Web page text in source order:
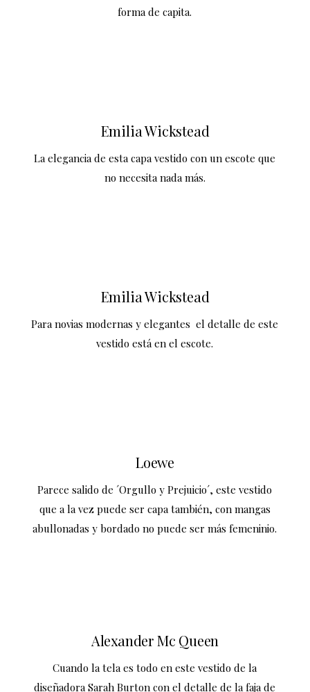
forma de capita.
Emilia Wickstead
La elegancia de esta capa vestido con un escote que
no necesita nada más.
Emilia Wickstead
Para novias modernas y elegantes el detalle de este
vestido está en el escote.
Loewe
Parece salido de ´Orgullo y Prejuicio´, este vestido
que a la vez puede ser capa también, con mangas
abullonadas y bordado no puede ser más femeninio.
Alexander Mc Queen
Cuando la tela es todo en este vestido de la
diseñadora Sarah Burton con el detalle de la faja de